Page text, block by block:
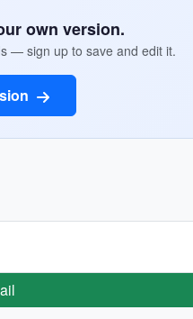
own version.
— sign up to save and edit it.